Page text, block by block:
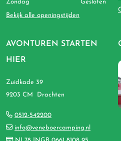
AVONTUREN STARTEN
HIER
Zuidkade 39
9203 CM Drachten
0512-542200
info@veneboercamping.nl
Zondag
Gesloten
Bekijk alle openingstijden